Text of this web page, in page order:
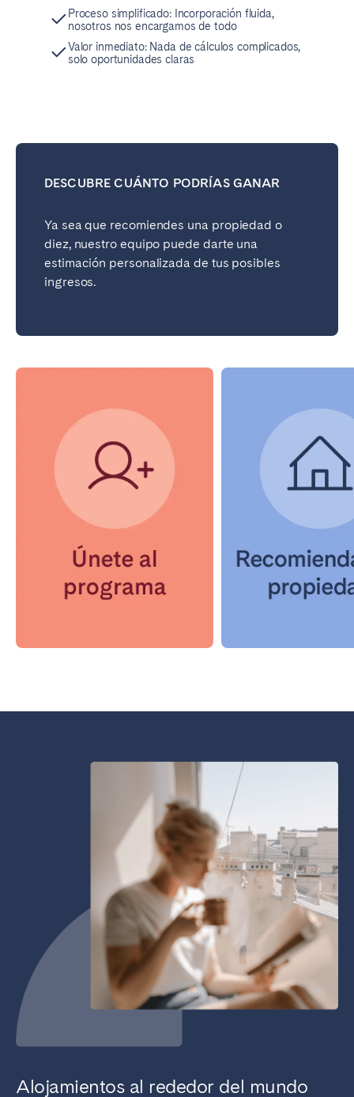
DESCUBRE CUÁNTO PODRÍAS GANAR
Ya sea que recomiendes una propiedad o
diez, nuestro equipo puede darte una
estimación personalizada de tus posibles
ingresos.
Proceso simplificado: Incorporación fluida,
nosotros nos encargamos de todo
Valor inmediato: Nada de cálculos complicados,
solo oportunidades claras
Alojamientos al rededor del mundo